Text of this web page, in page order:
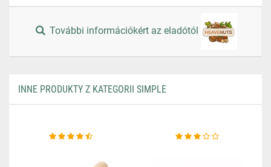
További információkért az eladótól
INNE PRODUKTY Z KATEGORII SIMPLE